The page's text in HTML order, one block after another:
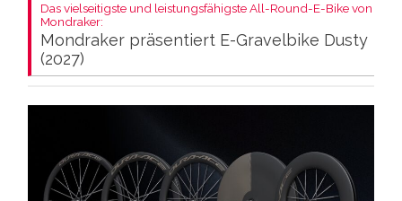
Das vielseitigste und leistungsfähigste All-Round-E-Bike von
Mondraker:
Mondraker präsentiert E-Gravelbike Dusty
(2027)